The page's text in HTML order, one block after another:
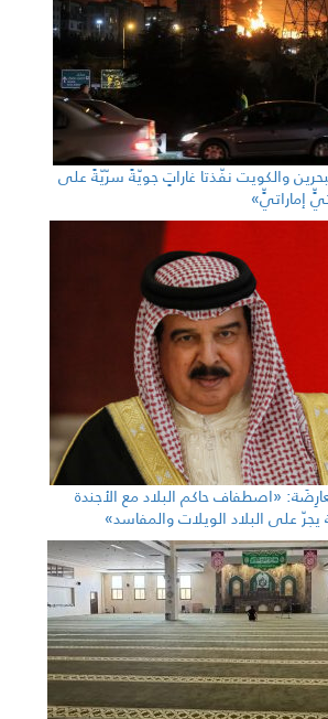
والكويت نفّذتا غاراتٍ جويّةً سرّيّةً على
«اصطفاف حاكم البلاد مع الأجندة
على البلاد الويلات والمفاسد»